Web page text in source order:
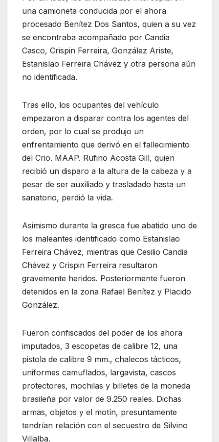
una camioneta conducida por el ahora
procesado Benítez Dos Santos, quien a su vez
se encontraba acompañado por Candia
Casco, Crispin Ferreira, González Ariste,
Estanislao Ferreira Chávez y otra persona aún
no identificada.
Tras ello, los ocupantes del vehículo
empezaron a disparar contra los agentes del
orden, por lo cual se produjo un
enfrentamiento que derivó en el fallecimiento
del Crio. MAAP. Rufino Acosta Gill, quien
recibió un disparo a la altura de la cabeza y a
pesar de ser auxiliado y trasladado hasta un
sanatorio, perdió la vida.
Asimismo durante la gresca fue abatido uno de
los maleantes identificado como Estanislao
Ferreira Chávez, mientras que Cesilio Candia
Chávez y Crispin Ferreira resultaron
gravemente heridos. Posteriormente fueron
detenidos en la zona Rafael Benítez y Placido
González.
Fueron confiscados del poder de los ahora
imputados, 3 escopetas de calibre 12, una
pistola de calibre 9 mm., chalecos tácticos,
uniformes camuflados, largavista, cascos
protectores, mochilas y billetes de la moneda
brasileña por valor de 9.250 reales. Dichas
armas, objetos y el motín, presuntamente
tendrían relación con el secuestro de Silvino
Villalba.